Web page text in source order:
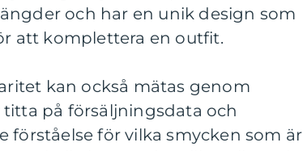
och har en unik design som
att komplettera en outfit.
kan också mätas genom
på försäljningsdata och
förståelse för vilka smycken som är